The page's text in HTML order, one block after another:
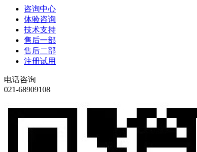
咨询中心
体验咨询
技术支持
售后一部
售后二部
注册试用
电话咨询
021-68909108